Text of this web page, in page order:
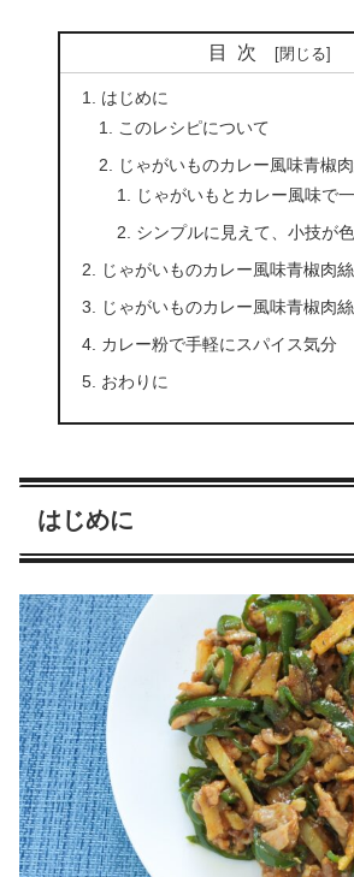
目次
はじめに
このレシピについて
じゃがいものカレー風味青椒
じゃがいもとカレー風味で
シンプルに見えて、小技が
じゃがいものカレー風味青椒肉
じゃがいものカレー風味青椒肉
カレー粉で手軽にスパイス気分
おわりに
はじめに